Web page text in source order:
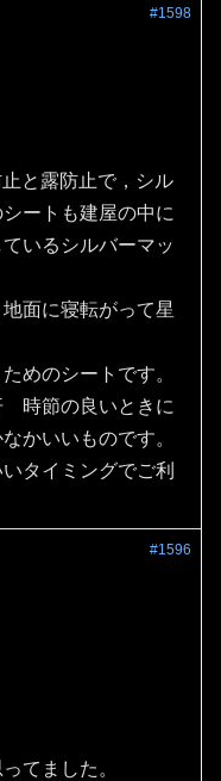
#1598
と露防止で，シル
ートも建屋の中に
いるシルバーマッ
面に寝転がって星
めのシートです。
時節の良いときに
かいいものです。
タイミングでご利
#1596
てました。